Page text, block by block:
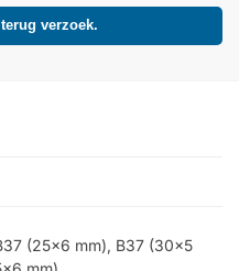
verzoek.
(25×6 mm), B37 (30×5